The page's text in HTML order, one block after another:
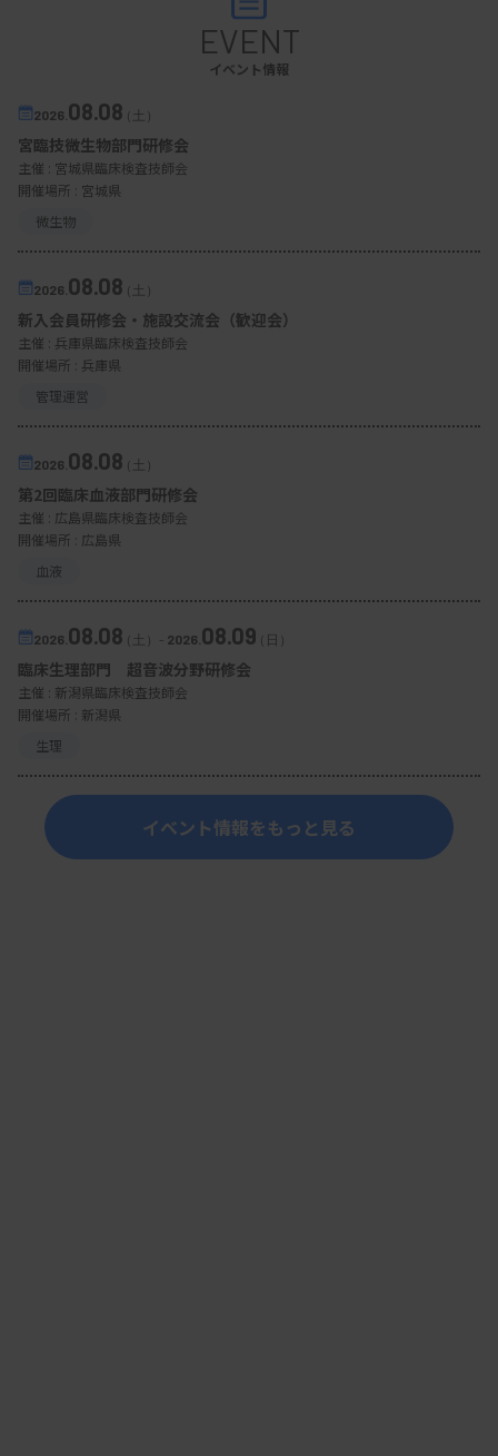
EVENT
イベント情報
2026. 08.08（土）
宮臨技微生物部門研修会
主催 : 宮城県臨床検査技師会
開催場所 : 宮城県
微生物
2026. 08.08（土）
新入会員研修会・施設交流会（歓迎会）
主催 : 兵庫県臨床検査技師会
開催場所 : 兵庫県
管理運営
2026. 08.08（土）
第2回臨床血液部門研修会
主催 : 広島県臨床検査技師会
開催場所 : 広島県
血液
2026. 08.08（土） - 2026. 08.09 （日）
臨床生理部門 超音波分野研修会
主催 : 新潟県臨床検査技師会
開催場所 : 新潟県
生理
イベント情報をもっと見る